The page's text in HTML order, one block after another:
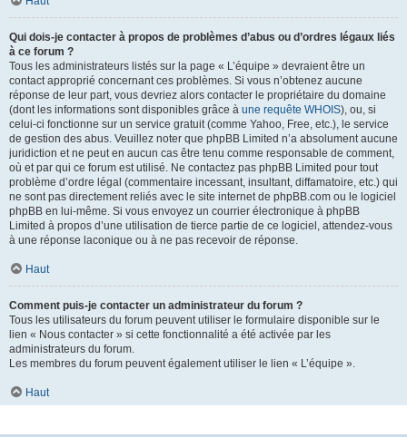
Qui dois-je contacter à propos de problèmes d’abus ou d’ordres légaux liés
à ce forum ?
Tous les administrateurs listés sur la page « L’équipe » devraient être un
contact approprié concernant ces problèmes. Si vous n’obtenez aucune
réponse de leur part, vous devriez alors contacter le propriétaire du domaine
(dont les informations sont disponibles grâce à une requête WHOIS), ou, si
celui-ci fonctionne sur un service gratuit (comme Yahoo, Free, etc.), le service
de gestion des abus. Veuillez noter que phpBB Limited n’a absolument aucune
juridiction et ne peut en aucun cas être tenu comme responsable de comment,
où et par qui ce forum est utilisé. Ne contactez pas phpBB Limited pour tout
problème d’ordre légal (commentaire incessant, insultant, diffamatoire, etc.) qui
ne sont pas directement reliés avec le site internet de phpBB.com ou le logiciel
phpBB en lui-même. Si vous envoyez un courrier électronique à phpBB
Limited à propos d’une utilisation de tierce partie de ce logiciel, attendez-vous
à une réponse laconique ou à ne pas recevoir de réponse.
Haut
Comment puis-je contacter un administrateur du forum ?
Tous les utilisateurs du forum peuvent utiliser le formulaire disponible sur le
lien « Nous contacter » si cette fonctionnalité a été activée par les
administrateurs du forum.
Les membres du forum peuvent également utiliser le lien « L’équipe ».
Haut